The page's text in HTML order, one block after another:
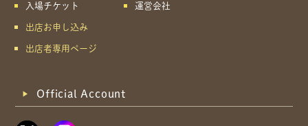
入場チケット
出店お申し込み
出店者専用ページ
運営会社
Official Account